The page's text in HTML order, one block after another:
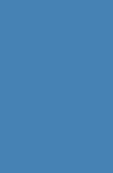
pályázás előtt álló hallgatója
Miért döntöttél úgy,
diploma utáni
Már az alap – és a
ösztöndíj keretében külföldi
, könnyű
egyértelmű volt, hogy a
Mivel
szerettem volna egy nyárba
kulcsfontosságú, hogy